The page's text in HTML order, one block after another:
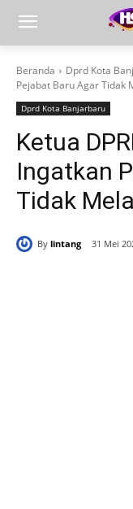
Beranda Dprd Kota
Pejabat Baru Agar Tidak
Dprd Kota Banjarbaru
Ketua
Ingatkan
Tidak
By lintang 31 Mei